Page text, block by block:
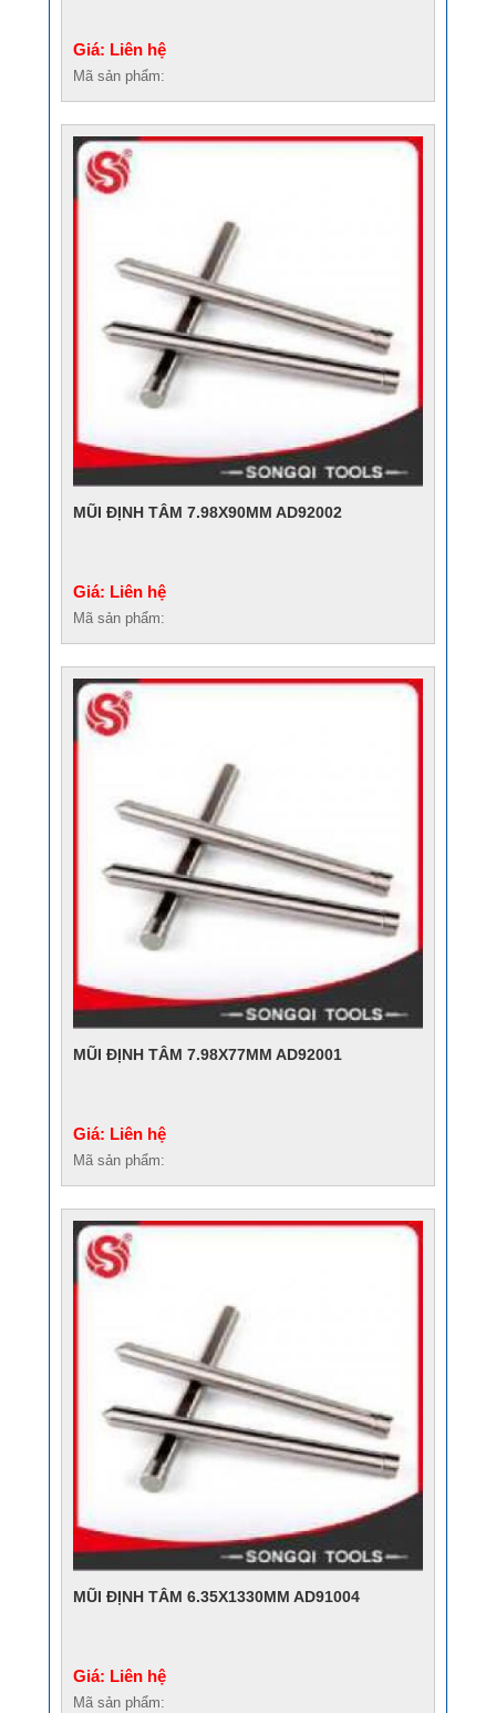
Giá: Liên hệ
Mã sản phẩm:
MŨI ĐỊNH TÂM 7.98X90MM AD92002
Giá: Liên hệ
Mã sản phẩm:
MŨI ĐỊNH TÂM 7.98X77MM AD92001
Giá: Liên hệ
Mã sản phẩm:
MŨI ĐỊNH TÂM 6.35X1330MM AD91004
Giá: Liên hệ
Mã sản phẩm: